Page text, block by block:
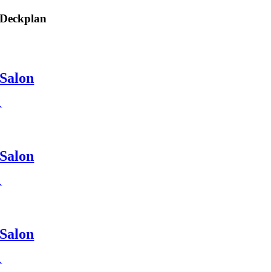
Deckplan
Salon
.
Salon
.
Salon
.